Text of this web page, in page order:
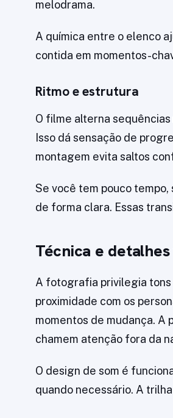
melodrama.
A química entre o elenco
contida em momentos-
Ritmo e estrutura
O filme alterna
Isso dá sensação de
montagem evita saltos
Se você tem pouco tempo,
de forma clara. Essas
Técnica e detalhes
A fotografia privilegia tons
proximidade com os
momentos de mudança. A
chamem atenção fora da
O design de som é
quando necessário. A